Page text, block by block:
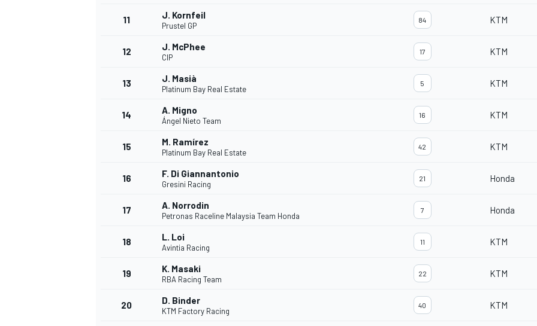
11 J. Kornfeil
Prustel GP
84 KTM
12 J. McPhee
CIP
17 KTM
13 J. Masià
Platinum Bay Real Estate
5 KTM
14 A. Migno
Ángel Nieto Team
16 KTM
15 M. Ramírez
Platinum Bay Real Estate
42 KTM
16 F. Di Giannantonio
Gresini Racing
21 Honda
17 A. Norrodin
Petronas Raceline Malaysia Team Honda
7 Honda
18 L. Loi
Avintia Racing
11 KTM
19 K. Masaki
RBA Racing Team
22 KTM
20 D. Binder
KTM Factory Racing
40 KTM